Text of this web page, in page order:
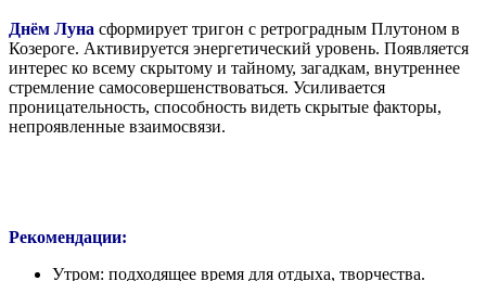
Днём Луна сформирует тригон с ретроградным Плутоном в
Козероге. Активируется энергетический уровень. Появляется
интерес ко всему скрытому и тайному, загадкам, внутреннее
стремление самосовершенствоваться. Усиливается
проницательность, способность видеть скрытые факторы,
непроявленные взаимосвязи.
Рекомендации:
Утром: подходящее время для отдыха, творчества.